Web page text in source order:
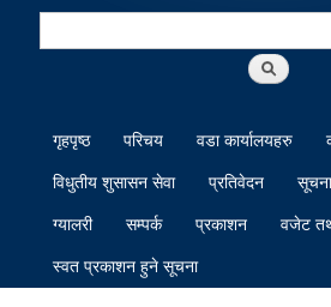
Search
गृहपृष्ठ परिचय वडा कार्यालयहरु
विधुतीय शुसासन सेवा
प्रतिवेदन
ग्यालरी
सम्पर्क प्रकाशन
वजेट
स्वत प्रकाशन हुने सूचना